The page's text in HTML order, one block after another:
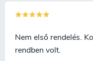
Nem első rendelés.
rendben volt.